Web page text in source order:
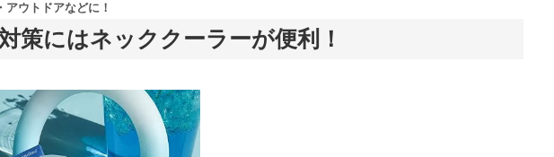
策にはネッククーラーが便利！
アウトドアなどに！